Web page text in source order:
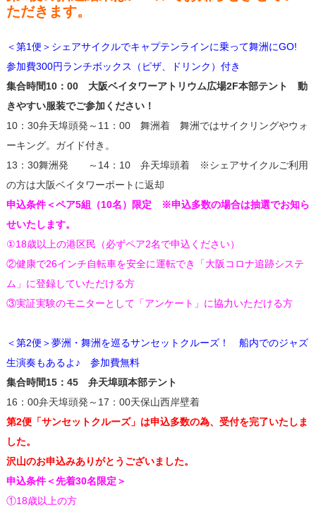
ただきます。
＜第1便＞シェアサイクルでキャプテンラインに乗って舞洲にGO!
参加費300円ランチボックス（ピザ、ドリンク）付き
集合時間10：00 大阪ベイタワーアトリウム広場2F本部テント 動
きやすい服装でご参加ください！
10：30弁天埠頭発～11：00 舞洲着 舞洲ではサイクリングやウォ
ーキング。ガイド付き。
13：30舞洲発 ～14：10 弁天埠頭着 ※シェアサイクルご利用
の方は大阪ベイタワーポートに返却
申込条件＜ペア5組（10名）限定 ※申込多数の場合は抽選でお知ら
せいたします。
①18歳以上の港区民（必ずペア2名で申込ください）
②健康で26インチ自転車を安全に運転でき「大阪コロナ追跡システ
ム」に登録していただける方
③実証実験のモニターとして「アンケート」に協力いただける方
＜第2便＞夢洲・舞洲を巡るサンセットクルーズ！ 船内でのジャズ
生演奏もあるよ♪ 参加費無料
集合時間15：45 弁天埠頭本部テント
16：00弁天埠頭発～17：00天保山西岸壁着
第2便「サンセットクルーズ」は申込多数の為、受付を完了いたしま
した。
沢山のお申込みありがとうございました。
申込条件＜先着30名限定＞
①18歳以上の方